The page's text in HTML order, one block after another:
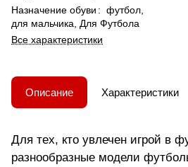
Назначение обуви : футбол,
для мальчика, Для Футбола
Все характеристики
Описание Характеристики
Для тех, кто увлечен игрой в
разнообразные модели